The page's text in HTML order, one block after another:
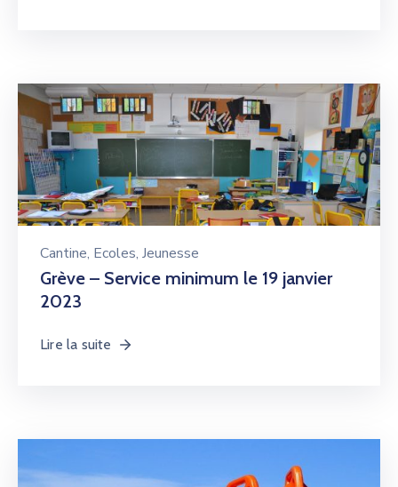
Cantine‚ Ecoles‚ Jeunesse
Grève – Service minimum le 19 janvier
2023
Lire la suite